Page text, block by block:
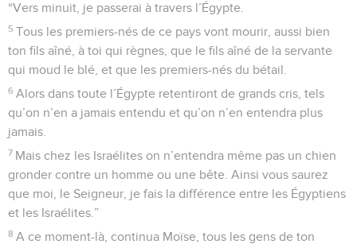
“Vers minuit, je passerai à travers l’Égypte.
5 Tous les premiers-nés de ce pays vont mourir, aussi bien
ton fils aîné, à toi qui règnes, que le fils aîné de la servante
qui moud le blé, et que les premiers-nés du bétail.
6 Alors dans toute l’Égypte retentiront de grands cris, tels
qu’on n’en a jamais entendu et qu’on n’en entendra plus
jamais.
7 Mais chez les Israélites on n’entendra même pas un chien
gronder contre un homme ou une bête. Ainsi vous saurez
que moi, le Seigneur, je fais la différence entre les Égyptiens
et les Israélites.”
8 A ce moment-là, continua Moïse, tous les gens de ton